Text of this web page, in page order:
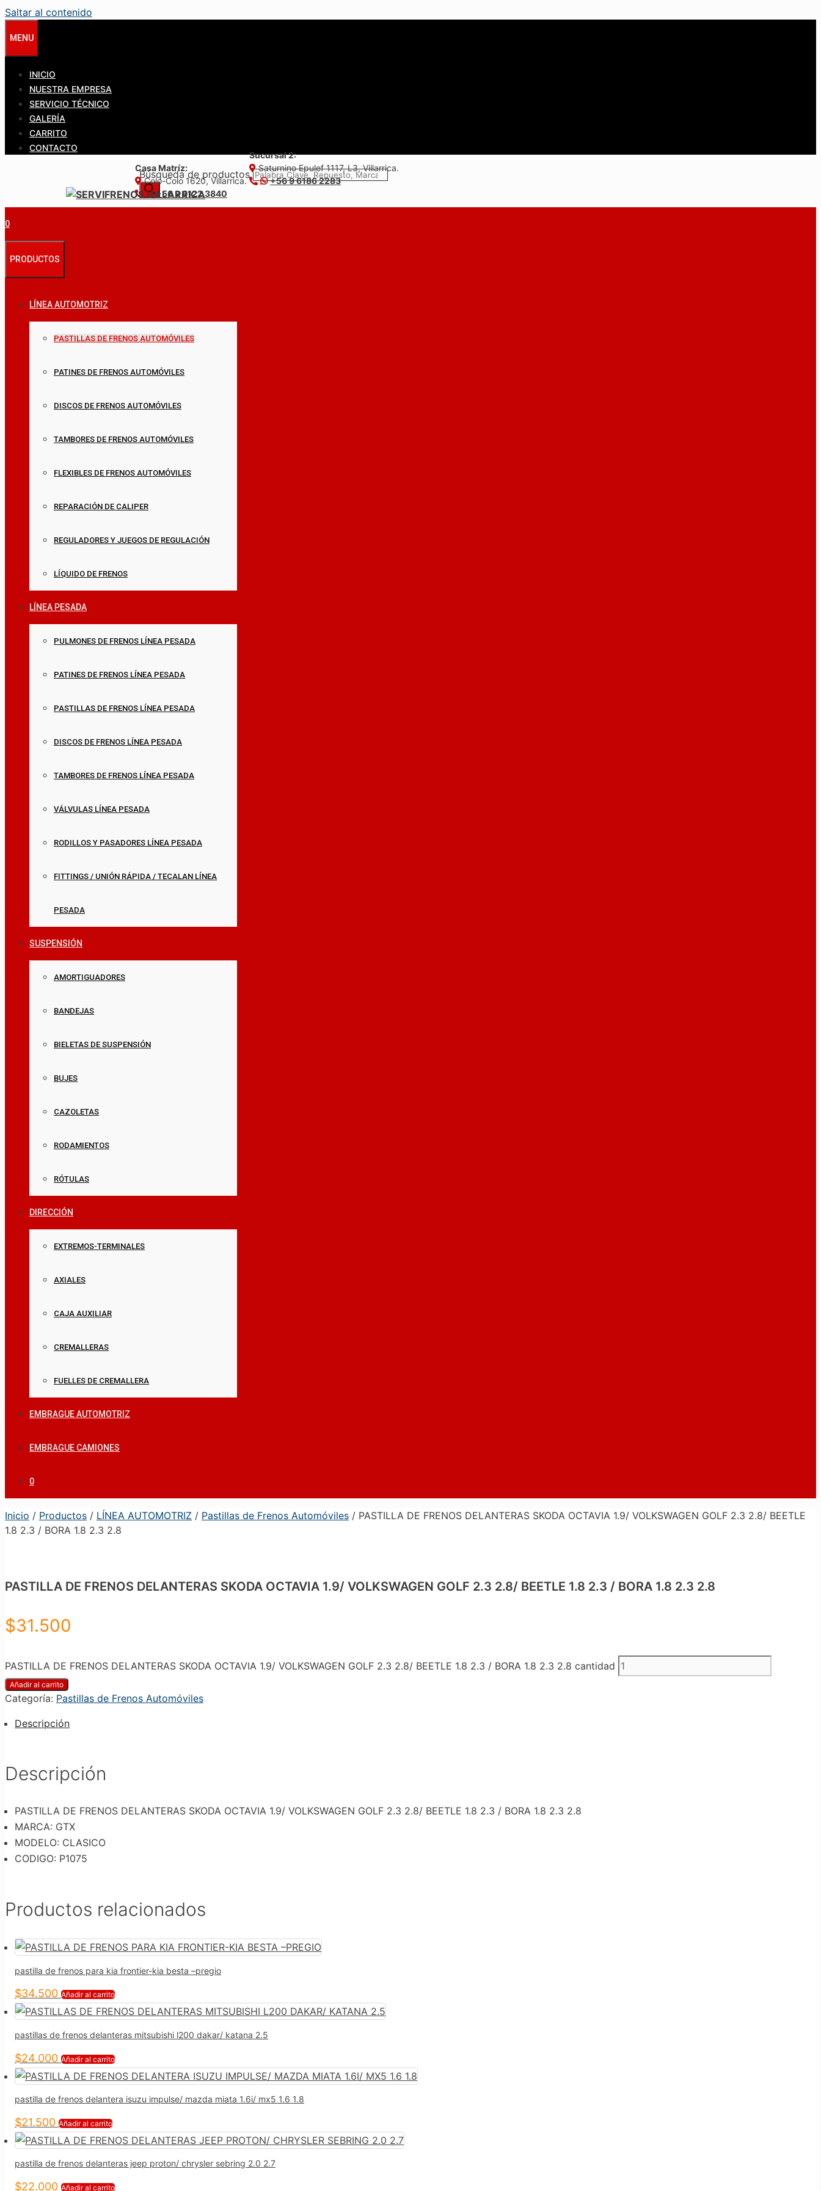
Saltar al contenido
MENU
INICIO
NUESTRA EMPRESA
SERVICIO TÉCNICO
GALERÍA
CARRITO
CONTACTO
Búsqueda de productos
Casa Matríz:
Colo-Colo 1620, Villarrica.
+56 9 6122 3840
Sucursal 2:
Saturnino Epulef 1117, L3, Villarrica.
+56 9 6186 2283
0
PRODUCTOS
LÍNEA AUTOMOTRIZ
PASTILLAS DE FRENOS AUTOMÓVILES
PATINES DE FRENOS AUTOMÓVILES
DISCOS DE FRENOS AUTOMÓVILES
TAMBORES DE FRENOS AUTOMÓVILES
FLEXIBLES DE FRENOS AUTOMÓVILES
REPARACIÓN DE CALIPER
REGULADORES Y JUEGOS DE REGULACIÓN
LÍQUIDO DE FRENOS
LÍNEA PESADA
PULMONES DE FRENOS LÍNEA PESADA
PATINES DE FRENOS LÍNEA PESADA
PASTILLAS DE FRENOS LÍNEA PESADA
DISCOS DE FRENOS LÍNEA PESADA
TAMBORES DE FRENOS LÍNEA PESADA
VÁLVULAS LÍNEA PESADA
RODILLOS Y PASADORES LÍNEA PESADA
FITTINGS / UNIÓN RÁPIDA / TECALAN LÍNEA
PESADA
SUSPENSIÓN
AMORTIGUADORES
BANDEJAS
BIELETAS DE SUSPENSIÓN
BUJES
CAZOLETAS
RODAMIENTOS
RÓTULAS
DIRECCIÓN
EXTREMOS-TERMINALES
AXIALES
CAJA AUXILIAR
CREMALLERAS
FUELLES DE CREMALLERA
EMBRAGUE AUTOMOTRIZ
EMBRAGUE CAMIONES
0
Inicio / Productos / LÍNEA AUTOMOTRIZ / Pastillas de Frenos Automóviles / PASTILLA DE FRENOS DELANTERAS SKODA OCTAVIA 1.9/ VOLKSWAGEN GOLF 2.3 2.8/ BEETLE
1.8 2.3 / BORA 1.8 2.3 2.8
PASTILLA DE FRENOS DELANTERAS SKODA OCTAVIA 1.9/ VOLKSWAGEN GOLF 2.3 2.8/ BEETLE 1.8 2.3 / BORA 1.8 2.3 2.8
$31.500
PASTILLA DE FRENOS DELANTERAS SKODA OCTAVIA 1.9/ VOLKSWAGEN GOLF 2.3 2.8/ BEETLE 1.8 2.3 / BORA 1.8 2.3 2.8 cantidad
Añadir al carrito
Categoría: Pastillas de Frenos Automóviles
Descripción
Descripción
PASTILLA DE FRENOS DELANTERAS SKODA OCTAVIA 1.9/ VOLKSWAGEN GOLF 2.3 2.8/ BEETLE 1.8 2.3 / BORA 1.8 2.3 2.8
MARCA: GTX
MODELO: CLASICO
CODIGO: P1075
Productos relacionados
pastilla de frenos para kia frontier-kia besta –pregio
$34.500 Añadir al carrito
pastillas de frenos delanteras mitsubishi l200 dakar/ katana 2.5
$24.000 Añadir al carrito
pastilla de frenos delantera isuzu impulse/ mazda miata 1.6i/ mx5 1.6 1.8
$21.500 Añadir al carrito
pastilla de frenos delanteras jeep proton/ chrysler sebring 2.0 2.7
$22.000 Añadir al carrito